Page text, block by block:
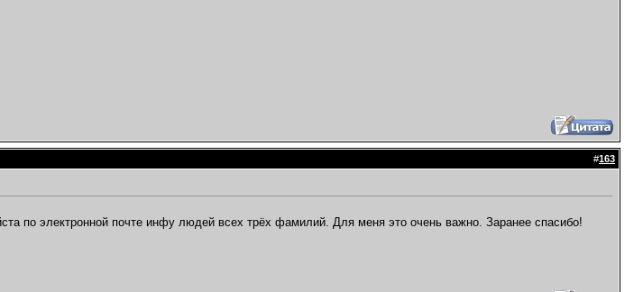
#163
по электронной почте инфу людей всех трёх фамилий. Для меня это очень важно. Заранее спасибо!